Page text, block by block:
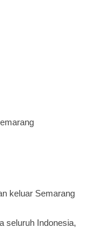
keluar Semarang
seluruh Indonesia,